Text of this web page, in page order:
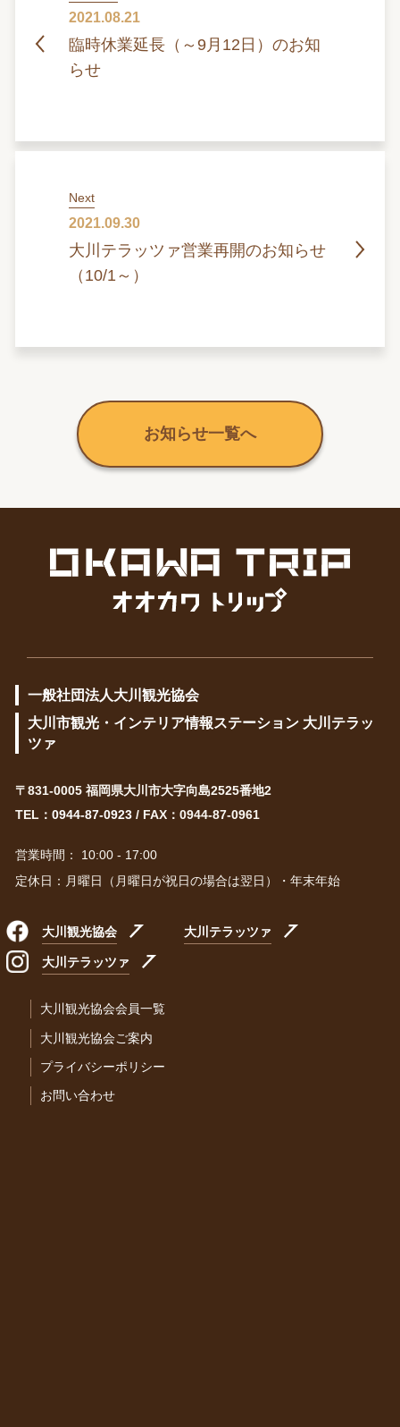
2021.08.21
臨時休業延長（～9月12日）のお知
らせ
Next
2021.09.30
大川テラッツァ営業再開のお知らせ
（10/1～）
お知らせ一覧へ
一般社団法人大川観光協会
大川市観光・インテリア情報ステーション 大川テラッ
ツァ
〒831-0005 福岡県大川市大字向島2525番地2
TEL： 0944-87-0923/ FAX：0944-87-0961
営業時間： 10:00 - 17:00
定休日：月曜日（月曜日が祝日の場合は翌日）・年末年始
大川観光協会 大川テラッツァ
大川テラッツァ
大川観光協会会員一覧
大川観光協会ご案内
プライバシーポリシー
お問い合わせ